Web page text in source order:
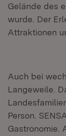
Gelände des
wurde. Der
Attraktionen
Auch bei
Langeweile.
Person.
Gastronomie.